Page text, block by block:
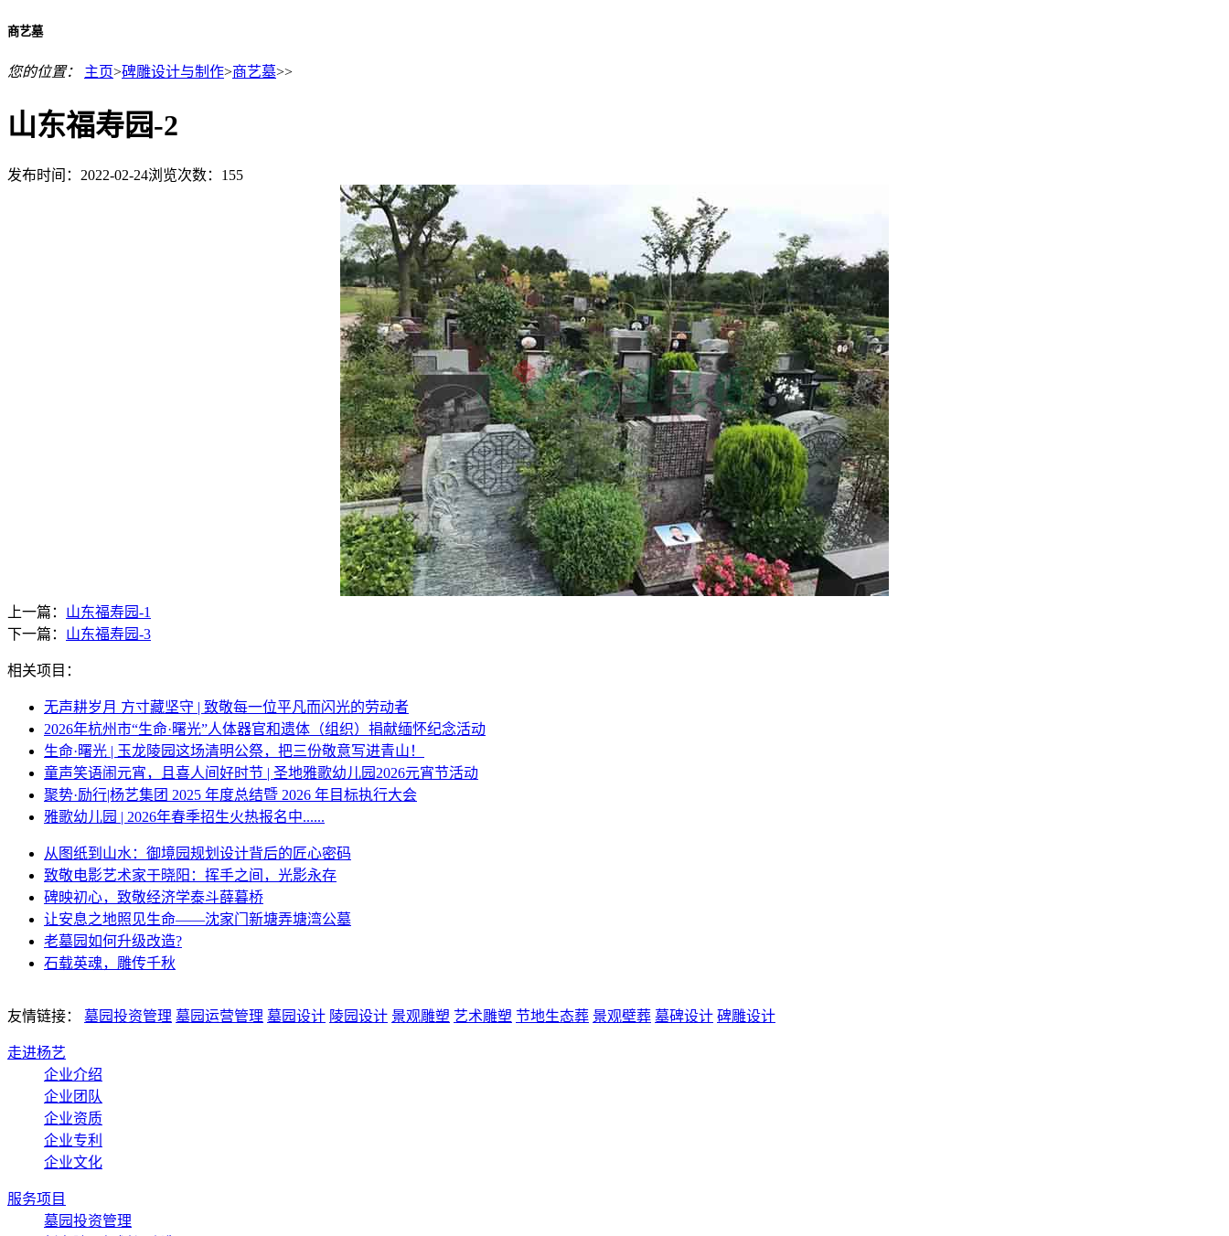
商艺墓
您的位置： 主页>碑雕设计与制作>商艺墓>>
山东福寿园-2
发布时间：2022-02-24浏览次数： 155
上一篇： 山东福寿园-1
下一篇： 山东福寿园-3
相关项目：
无声耕岁月 方寸藏坚守 | 致敬每一位平凡而闪光的劳动者
2026年杭州市“生命·曙光”人体器官和遗体（组织）捐献缅怀纪念活动
生命·曙光 | 玉龙陵园这场清明公祭，把三份敬意写进青山！
童声笑语闹元宵，且喜人间好时节 | 圣地雅歌幼儿园2026元宵节活动
聚势·励行|杨艺集团 2025 年度总结暨 2026 年目标执行大会
雅歌幼儿园 | 2026年春季招生火热报名中......
从图纸到山水：御境园规划设计背后的匠心密码
致敬电影艺术家于晓阳：挥手之间，光影永存
碑映初心，致敬经济学泰斗薛暮桥
让安息之地照见生命——沈家门新塘弄塘湾公墓
老墓园如何升级改造?
石载英魂，雕传千秋
友情链接： 墓园投资管理 墓园运营管理 墓园设计 陵园设计 景观雕塑 艺术雕塑 节地生态葬 景观壁葬 墓碑设计 碑雕设计
走进杨艺
企业介绍
企业团队
企业资质
企业专利
企业文化
服务项目
墓园投资管理